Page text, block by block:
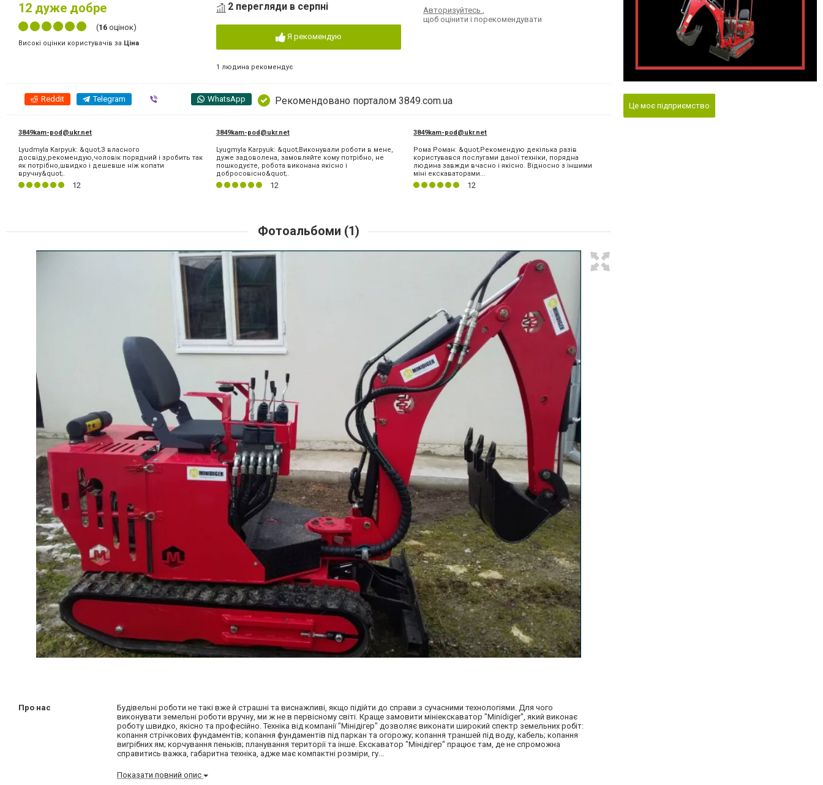
12 дуже добре
(16 оцінок)
Високі оцінки користувачів за Ціна
2 перегляди в серпні
Я рекомендую
1 людина рекомендує
Авторизуйтесь,
щоб оцінити і порекомендувати
Reddit Telegram WhatsApp Рекомендовано порталом 3849.com.ua
3849kam-pod@ukr.net
Lyudmyla Karpyuk: &quot;З власного
досвіду,рекомендую,чоловік порядний і зробить так
як потрібно,швидко і дешевше ніж копати
вручну&quot;.
12
3849kam-pod@ukr.net
Lyugmyla Karpyuk: &quot;Виконували роботи в мене,
дуже задоволена, замовляйте кому потрібно, не
пошкодуєте, робота виконана якісно і
добросовісно&quot;.
12
3849kam-pod@ukr.net
Рома Роман: &quot;Рекомендую декілька разів
користувався послугами даної техніки, порядна
людина завжди вчасно і якісно. Відносно з іншими
міні екскаваторами...
12
Фотоальбоми (1)
Про нас
Будівельні роботи не такі вже й страшні та виснажливі, якщо підійти до справи з сучасними технологіями. Для чого
виконувати земельні роботи вручну, ми ж не в первісному світі. Краще замовити мініекскаватор "Minidiger", який виконає
роботу швидко, якісно та професійно. Техніка від компанії "Мінідігер" дозволяє виконати широкий спектр земельних робіт:
копання стрічкових фундаментів; копання фундаментів під паркан та огорожу; копання траншей під воду, кабель; копання
вигрібних ям; корчування пеньків; планування території та інше. Екскаватор "Мінідігер" працює там, де не спроможна
справитись важка, габаритна техніка, адже має компактні розміри, гу...
Показати повний опис
Це моє підприємство